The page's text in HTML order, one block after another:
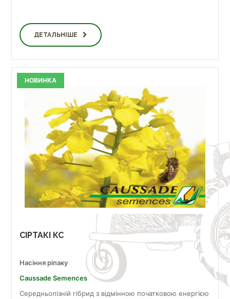
ДЕТАЛЬНІШЕ
СІРТАКІ КС
Насіння ріпаку
Caussade Semences
Середньопізній гібрид з відмінною початковою енергією
НОВИНКА